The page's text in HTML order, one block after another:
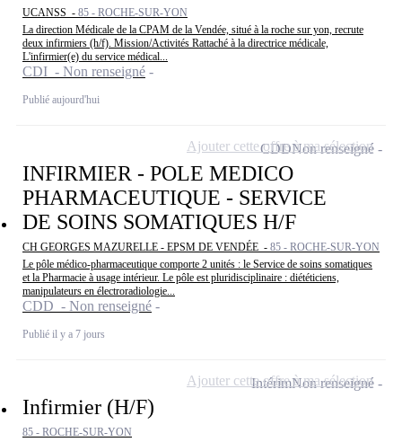
UCANSS - 85 - ROCHE-SUR-YON
La direction Médicale de la CPAM de la Vendée, situé à la roche sur yon, recrute
deux infirmiers (h/f). Mission/Activités Rattaché à la directrice médicale,
L'infirmier(e) du service médical...
CDI - Non renseigné
Publié aujourd'hui
INFIRMIER - POLE MEDICO
PHARMACEUTIQUE - SERVICE
DE SOINS SOMATIQUES H/F
CH GEORGES MAZURELLE - EPSM DE VENDÉE - 85 - ROCHE-SUR-YON
Le pôle médico-pharmaceutique comporte 2 unités : le Service de soins somatiques
et la Pharmacie à usage intérieur. Le pôle est pluridisciplinaire : diététiciens,
manipulateurs en électroradiologie...
CDD - Non renseigné
Publié il y a 7 jours
CDDNon renseigné
Ajouter cette offre à ma sélection
Infirmier (H/F)
85 - ROCHE-SUR-YON
IntérimNon renseigné
Ajouter cette offre à ma sélection